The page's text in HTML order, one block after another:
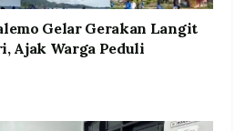
Gelar Gerakan Langit
Ajak Warga Peduli